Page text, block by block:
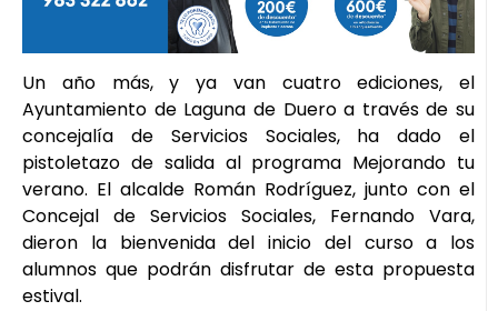
Un año más, y ya van cuatro ediciones, el
Ayuntamiento de Laguna de Duero a través de su
concejalía de Servicios Sociales, ha dado el
pistoletazo de salida al programa Mejorando tu
verano. El alcalde Román Rodríguez, junto con el
Concejal de Servicios Sociales, Fernando Vara,
dieron la bienvenida del inicio del curso a los
alumnos que podrán disfrutar de esta propuesta
estival.